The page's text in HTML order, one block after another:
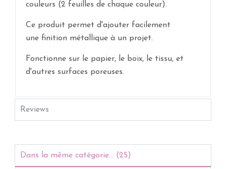
couleurs (2 feuilles de chaque couleur).
Ce produit permet d'ajouter facilement
une finition métallique à un projet.
Fonctionne sur le papier, le boix, le tissu, et
d'autres surfaces poreuses.
Reviews
Dans la même catégorie... (25)